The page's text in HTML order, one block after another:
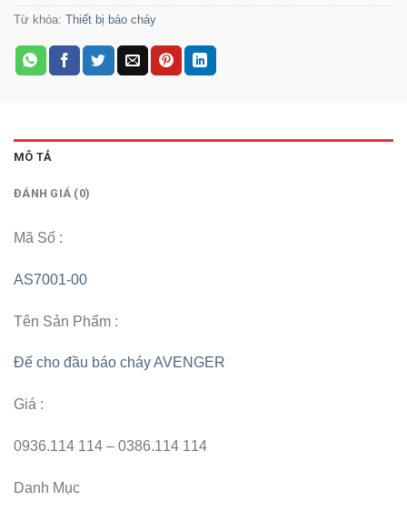
Từ khóa: Thiết bị báo cháy
MÔ TẢ
ĐÁNH GIÁ (0)
Mã Số :
AS7001-00
Tên Sản Phẩm :
Đế cho đầu báo cháy AVENGER
Giá :
0936.114 114 – 0386.114 114
Danh Mục